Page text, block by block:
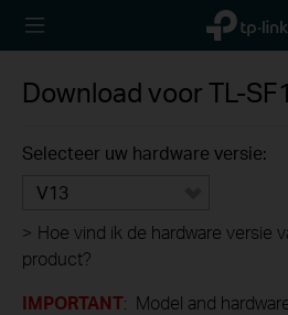
TP-Link,
Reliably
Download voorTL-
Selecteer uw hardware versie:
V13
> Hoe vind ik de hardware versie
product?
IMPORTANT: Model and